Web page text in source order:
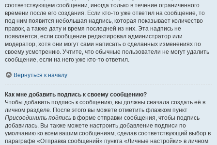
соответствующем сообщении, иногда только в течение ограниченного
времени после его создания. Если кто-то уже ответил на сообщение, то
под ним появится небольшая надпись, которая показывает количество
правок, а также дату и время последней из них. Эта надпись не
появляется, если сообщение редактировал администратор или
модератор, хотя они могут сами написать о сделанных изменениях по
своему усмотрению. Учтите, что обычные пользователи не могут удалить
сообщение, если на него уже кто-то ответил.
Вернуться к началу
Как мне добавить подпись к своему сообщению?
Чтобы добавить подпись к сообщению, вы должны сначала создать её в
личном разделе. После этого вы можете отметить флажком пункт
Присоединить подпись в форме отправки сообщения, чтобы подпись
добавилась. Вы также можете настроить добавление подписи по
умолчанию ко всем вашим сообщениям, сделав соответствующий выбор в
параграфе «Отправка сообщений» пункта «Личные настройки» в личном